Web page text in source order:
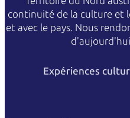
continuité de la culture et
et avec le pays. Nous
Expériences